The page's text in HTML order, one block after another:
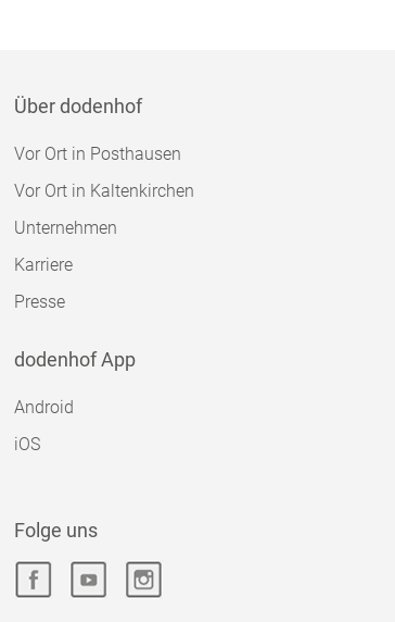
Über dodenhof
Vor Ort in Posthausen
Vor Ort in Kaltenkirchen
Unternehmen
Karriere
Presse
dodenhof App
Android
iOS
Folge uns